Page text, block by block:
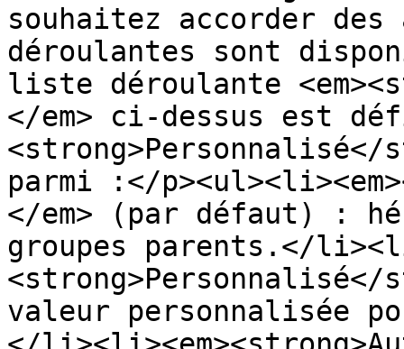
souhaitez accorder
déroulantes sont
liste déroulante
</em> ci-dessus est
<strong>Personnalisé</
parmi :</
</em> (par défaut) :
groupes parents.</
valeur personnalisée